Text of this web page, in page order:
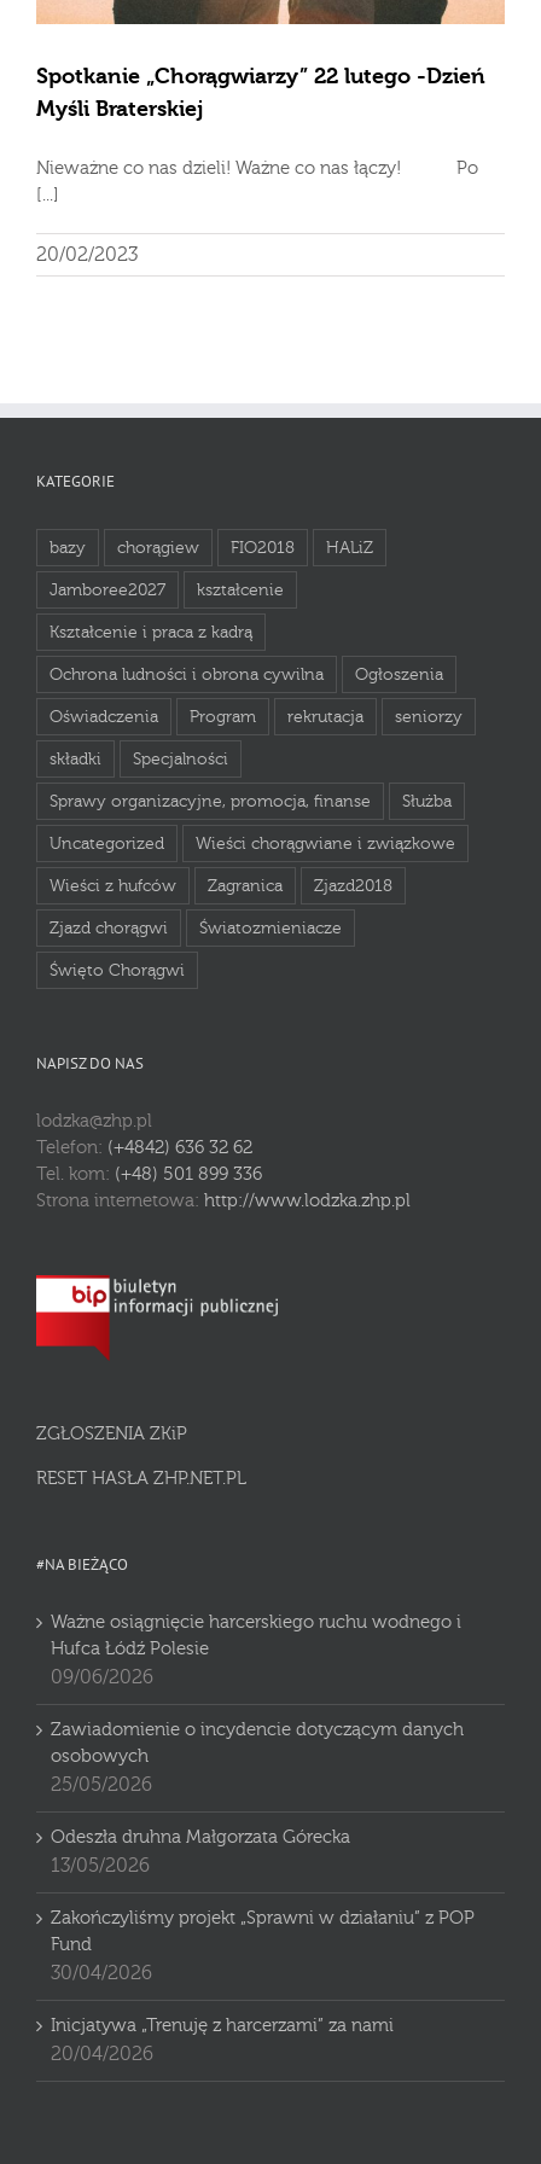
Spotkanie „Chorągwiarzy” 22 lutego -Dzień
Myśli Braterskiej
Nieważne co nas dzieli! Ważne co nas łączy! Po
[...]
20/02/2023
KATEGORIE
bazy chorągiew FIO2018 HALiZ
Jamboree2027 kształcenie
Kształcenie i praca z kadrą
Ochrona ludności i obrona cywilna Ogłoszenia
Oświadczenia Program rekrutacja seniorzy
składki Specjalności
Sprawy organizacyjne, promocja, finanse Służba
Uncategorized Wieści chorągwiane i związkowe
Wieści z hufców Zagranica Zjazd2018
Zjazd chorągwi Światozmieniacze
Święto Chorągwi
NAPISZ DO NAS
lodzka@zhp.pl
Telefon: (+4842) 636 32 62
Tel. kom: (+48) 501 899 336
Strona internetowa: http://www.lodzka.zhp.pl
ZGŁOSZENIA ZKiP
RESET HASŁA ZHP.NET.PL
#NA BIEŻĄCO
Ważne osiągnięcie harcerskiego ruchu wodnego i
Hufca Łódź Polesie
09/06/2026
Zawiadomienie o incydencie dotyczącym danych
osobowych
25/05/2026
Odeszła druhna Małgorzata Górecka
13/05/2026
Zakończyliśmy projekt „Sprawni w działaniu” z POP
Fund
30/04/2026
Inicjatywa „Trenuję z harcerzami” za nami
20/04/2026